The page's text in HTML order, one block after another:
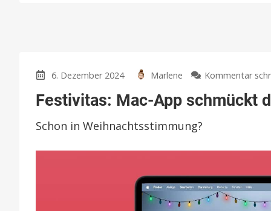
6. Dezember 2024 Marlene Kommentar
Festivitas: Mac-App schmückt
Schon in Weihnachtsstimmung?